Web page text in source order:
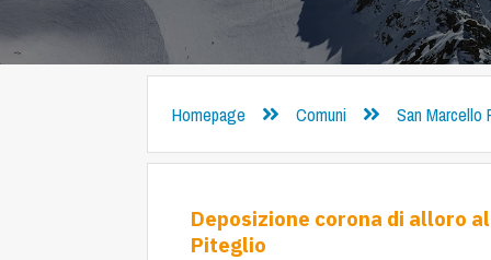
Homepage Comuni San Marcello
Deposizione corona di alloro
Piteglio